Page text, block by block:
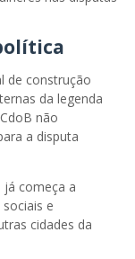
de construção
da legenda
não
a disputa
já começa a
e
cidades da